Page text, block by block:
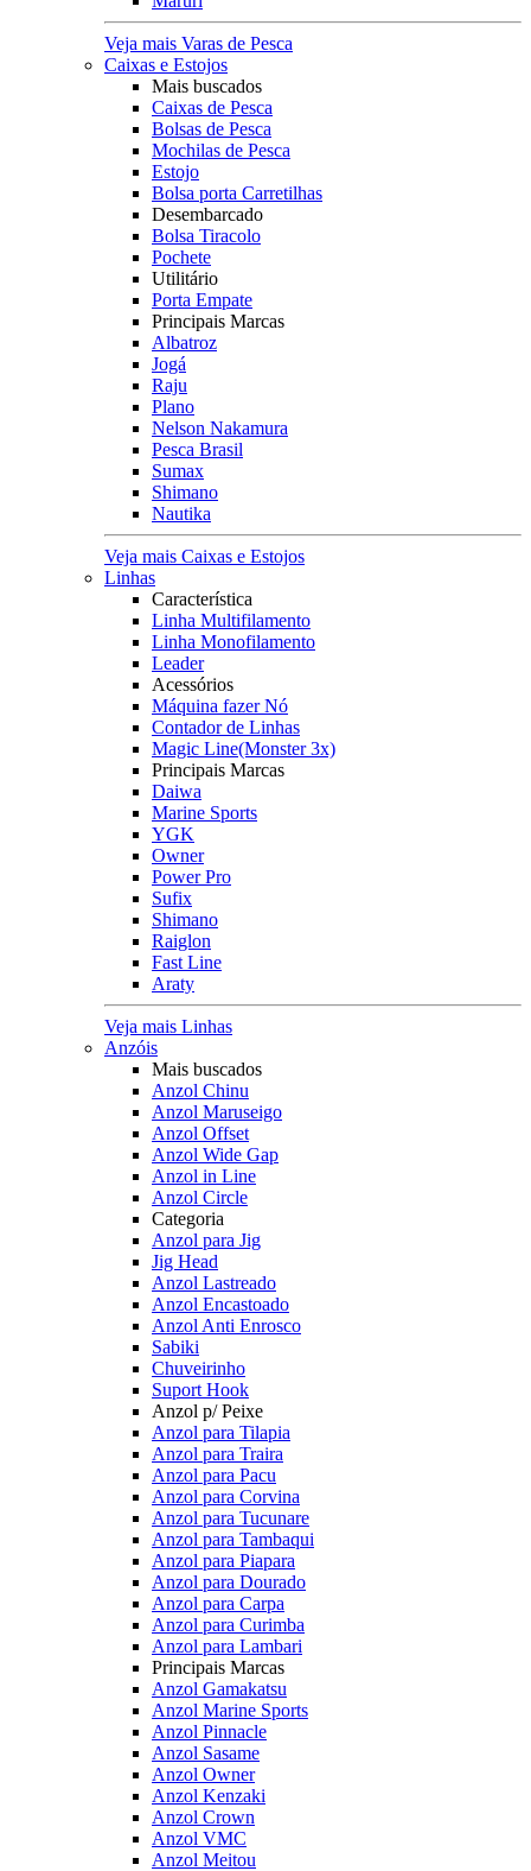
Veja mais Varas de Pesca
Caixas e Estojos
Mais buscados
Caixas de Pesca
Bolsas de Pesca
Mochilas de Pesca
Estojo
Bolsa porta Carretilhas
Desembarcado
Bolsa Tiracolo
Pochete
Utilitário
Porta Empate
Principais Marcas
Albatroz
Jogá
Raju
Plano
Nelson Nakamura
Pesca Brasil
Sumax
Shimano
Nautika
Veja mais Caixas e Estojos
Linhas
Característica
Linha Multifilamento
Linha Monofilamento
Leader
Acessórios
Máquina fazer Nó
Contador de Linhas
Magic Line(Monster 3x)
Principais Marcas
Daiwa
Marine Sports
YGK
Owner
Power Pro
Sufix
Shimano
Raiglon
Fast Line
Araty
Veja mais Linhas
Anzóis
Mais buscados
Anzol Chinu
Anzol Maruseigo
Anzol Offset
Anzol Wide Gap
Anzol in Line
Anzol Circle
Categoria
Anzol para Jig
Jig Head
Anzol Lastreado
Anzol Encastoado
Anzol Anti Enrosco
Sabiki
Chuveirinho
Suport Hook
Anzol p/ Peixe
Anzol para Tilapia
Anzol para Traira
Anzol para Pacu
Anzol para Corvina
Anzol para Tucunare
Anzol para Tambaqui
Anzol para Piapara
Anzol para Dourado
Anzol para Carpa
Anzol para Curimba
Anzol para Lambari
Principais Marcas
Anzol Gamakatsu
Anzol Marine Sports
Anzol Pinnacle
Anzol Sasame
Anzol Owner
Anzol Kenzaki
Anzol Crown
Anzol VMC
Anzol Meitou